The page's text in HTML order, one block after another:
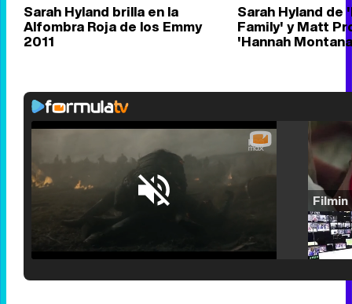
Sarah Hyland brilla en la
Alfombra Roja de los Emmy
2011
Sarah Hyland de
Family' y Matt
'Hannah
29.30%